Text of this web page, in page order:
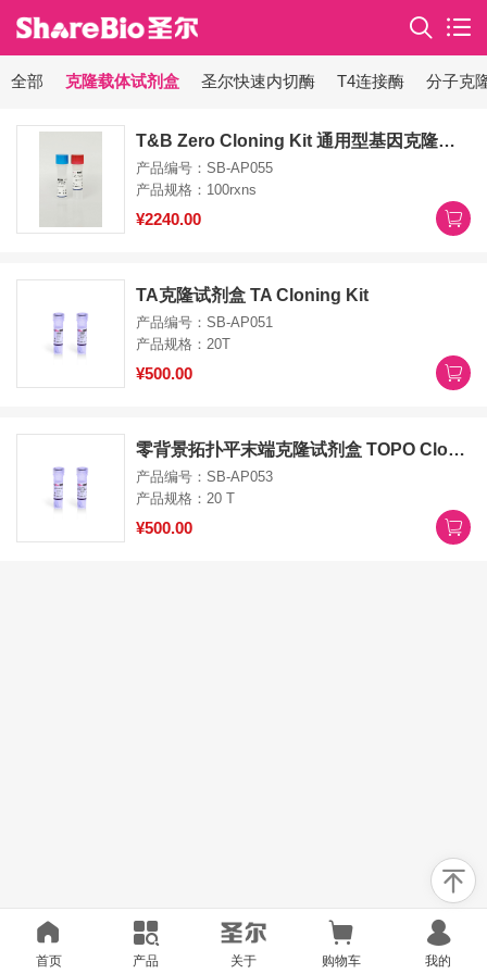
全部 克隆载体试剂盒 圣尔快速内切酶 T4连接酶 分子克
T&B Zero Cloning Kit 通用型基因克隆试剂盒（双抗性、零背景、无蓝白斑筛选）
产品编号：SB-AP055
产品规格：100rxns
¥2240.00
TA克隆试剂盒 TA Cloning Kit
产品编号：SB-AP051
产品规格：20T
¥500.00
零背景拓扑平末端克隆试剂盒 TOPO Cloning Kit
产品编号：SB-AP053
产品规格：20 T
¥500.00
首页 产品 关于 购物车 我的